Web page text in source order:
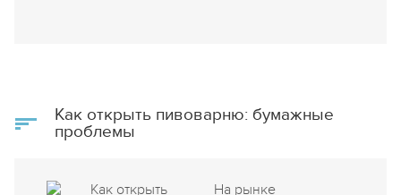
Как открыть пивоварню: бумажные
проблемы
На рынке